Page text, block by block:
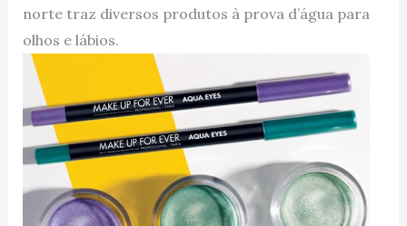
norte traz diversos produtos à prova d’água para
olhos e lábios.